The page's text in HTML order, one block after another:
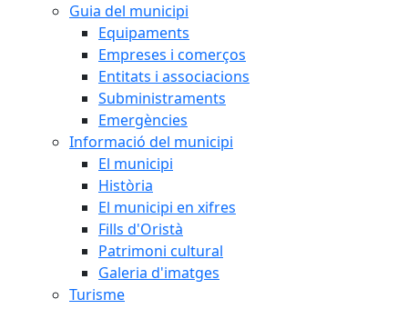
Guia del municipi
Equipaments
Empreses i comerços
Entitats i associacions
Subministraments
Emergències
Informació del municipi
El municipi
Història
El municipi en xifres
Fills d'Oristà
Patrimoni cultural
Galeria d'imatges
Turisme